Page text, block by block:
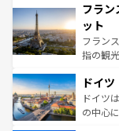
ませて
なお、
しい。
文化が
れる闘
る。首
アート
せる。
ンテン
フラン
ット
フラン
指の観
で、幅
聖堂、
から魅
ドイツ
ドイツ
の中心